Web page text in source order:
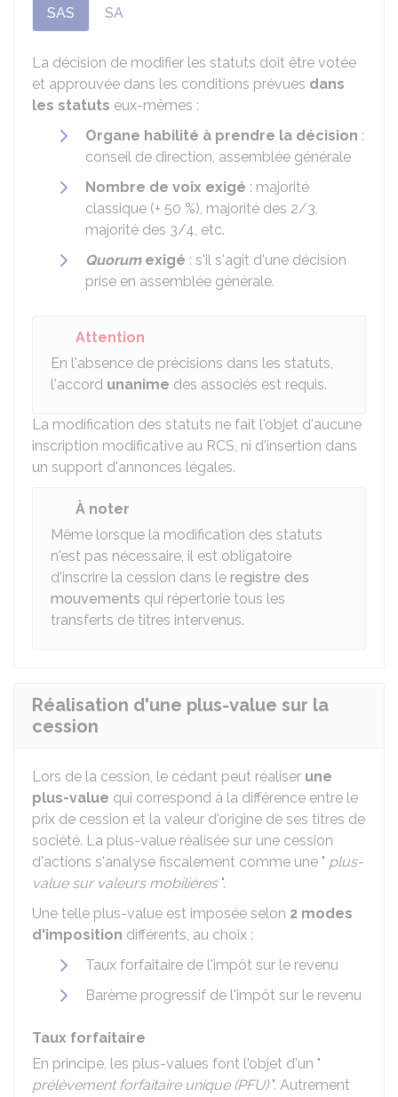
SAS SA
La décision de modifier les statuts doit être votée
et approuvée dans les conditions prévues dans
les statuts eux-mêmes :
Organe habilité à prendre la décision :
conseil de direction, assemblée générale
Nombre de voix exigé : majorité
classique (+ 50 %), majorité des 2/3,
majorité des 3/4, etc.
Quorumexigé : s'il s'agit d'une décision
prise en assemblée générale.
Attention
En l'absence de précisions dans les statuts,
l'accord unanime des associés est requis.
La modification des statuts ne fait l'objet d'aucune
inscription modificative au RCS, ni d'insertion dans
un support d'annonces légales.
À noter
Même lorsque la modification des statuts
n'est pas nécessaire, il est obligatoire
d'inscrire la cession dans le registre des
mouvements qui répertorie tous les
transferts de titres intervenus.
Réalisation d'une plus-value sur la
cession
Lors de la cession, le cédant peut réaliser une
plus-value qui correspond à la différence entre le
prix de cession et la valeur d'origine de ses titres de
société. La plus-value réalisée sur une cession
d'actions s'analyse fiscalement comme une " plus-
value sur valeurs mobilières".
Une telle plus-value est imposée selon 2 modes
d'imposition différents, au choix :
Taux forfaitaire de l'impôt sur le revenu
Barème progressif de l'impôt sur le revenu
Taux forfaitaire
En principe, les plus-values font l'objet d'un "
prélèvement forfaitaire unique (PFU)". Autrement